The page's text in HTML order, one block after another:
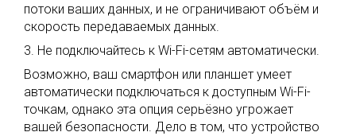
потоки ваших данных, и не ограничивают объём и
скорость передаваемых данных.
3. Не подключайтесь к Wi-Fi-сетям автоматически.
Возможно, ваш смартфон или планшет умеет
автоматически подключаться к доступным Wi-Fi-
точкам, однако эта опция серьёзно угрожает
вашей безопасности. Дело в том, что устройство